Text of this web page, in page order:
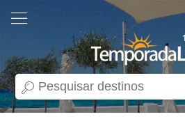
search